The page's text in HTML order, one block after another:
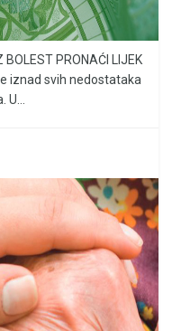
PRONAĆI LIJEK
iznad svih nedostataka